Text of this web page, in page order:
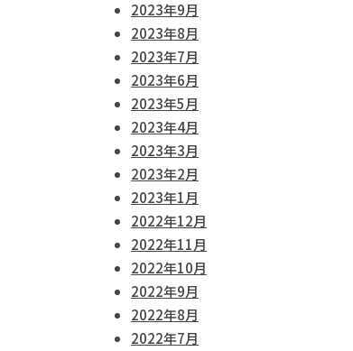
2023年9月
2023年8月
2023年7月
2023年6月
2023年5月
2023年4月
2023年3月
2023年2月
2023年1月
2022年12月
2022年11月
2022年10月
2022年9月
2022年8月
2022年7月